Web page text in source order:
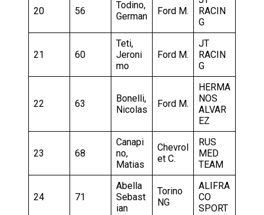
20 56
Todino,
German
Ford M.
RACIN
G
21 60
Teti,
Jeroni
mo
Ford M.
JT
RACIN
G
22 63
Bonelli,
Nicolas
Ford M.
HERMA
NOS
ALVAR
EZ
23 68
Canapi
no,
Matias
Chevrol
et C.
RUS
MED
TEAM
24 71
Abella
Sebast
ian
Torino
NG
ALIFRA
CO
SPORT